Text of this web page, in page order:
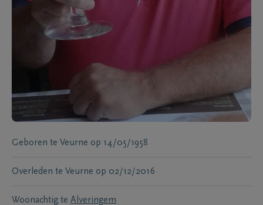
Geboren te Veurne op 14/05/1958
Overleden te Veurne op 02/12/2016
Woonachtig te Alveringem